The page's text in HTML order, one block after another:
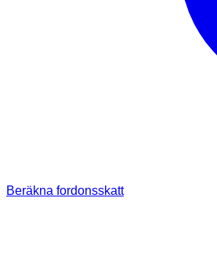
Beräkna fordonsskatt